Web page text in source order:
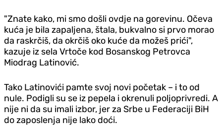
"Znate kako, mi smo došli ovdje na gorevinu. Očeva
kuća je bila zapaljena, štala, bukvalno si prvo morao
da raskrčiš, da okrčiš oko kuće da možeš prići",
kazuje iz sela Vrtoče kod Bosanskog Petrovca
Miodrag Latinović.
Tako Latinovići pamte svoj novi početak – i to od
nule. Podigli su se iz pepela i okrenuli poljoprivredi. A
nije ni da su imali izbor, jer za Srbe u Federaciji BiH
do zaposlenja nije lako doći.